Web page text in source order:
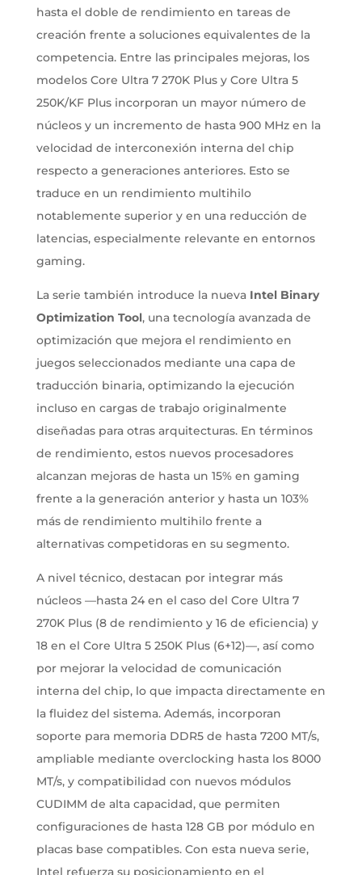
hasta el doble de rendimiento en tareas de
creación frente a soluciones equivalentes de la
competencia. Entre las principales mejoras, los
modelos Core Ultra 7 270K Plus y Core Ultra 5
250K/KF Plus incorporan un mayor número de
núcleos y un incremento de hasta 900 MHz en la
velocidad de interconexión interna del chip
respecto a generaciones anteriores. Esto se
traduce en un rendimiento multihilo
notablemente superior y en una reducción de
latencias, especialmente relevante en entornos
gaming.
La serie también introduce la nueva Intel Binary
Optimization Tool, una tecnología avanzada de
optimización que mejora el rendimiento en
juegos seleccionados mediante una capa de
traducción binaria, optimizando la ejecución
incluso en cargas de trabajo originalmente
diseñadas para otras arquitecturas. En términos
de rendimiento, estos nuevos procesadores
alcanzan mejoras de hasta un 15% en gaming
frente a la generación anterior y hasta un 103%
más de rendimiento multihilo frente a
alternativas competidoras en su segmento.
A nivel técnico, destacan por integrar más
núcleos —hasta 24 en el caso del Core Ultra 7
270K Plus (8 de rendimiento y 16 de eficiencia) y
18 en el Core Ultra 5 250K Plus (6+12)—, así como
por mejorar la velocidad de comunicación
interna del chip, lo que impacta directamente en
la fluidez del sistema. Además, incorporan
soporte para memoria DDR5 de hasta 7200 MT/s,
ampliable mediante overclocking hasta los 8000
MT/s, y compatibilidad con nuevos módulos
CUDIMM de alta capacidad, que permiten
configuraciones de hasta 128 GB por módulo en
placas base compatibles. Con esta nueva serie,
Intel refuerza su posicionamiento en el